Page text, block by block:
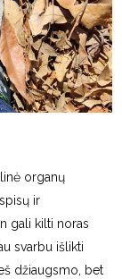
organų
ir
gali kilti noras
svarbu išlikti
džiaugsmo, bet